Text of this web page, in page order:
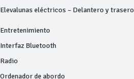
Elevalunas eléctricos – Delantero y trasero
Entretenimiento
Interfaz Bluetooth
Radio
Ordenador de abordo